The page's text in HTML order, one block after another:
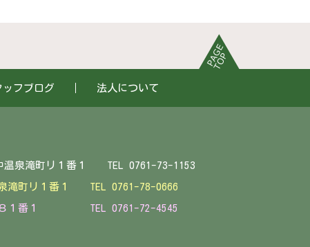
ッフブログ 法人について
１ TEL 0761-73-1153
滝町リ１番１ TEL 0761-78-0666
８１番１ TEL 0761-72-4545